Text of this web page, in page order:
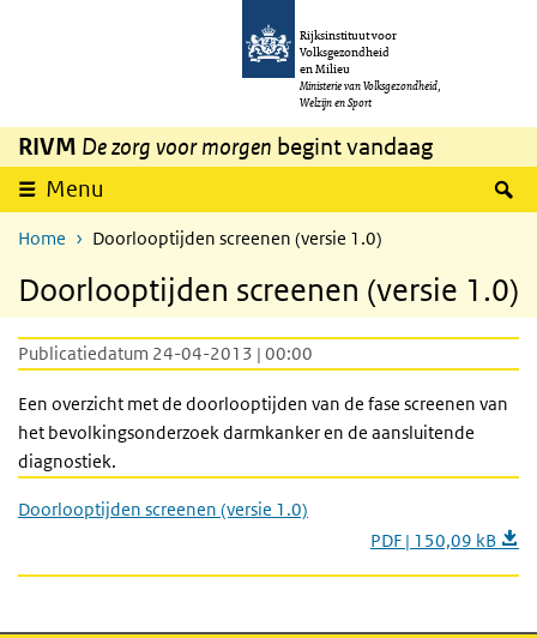
Overslaan en naar de inhoud gaan
Rijksinstituut voor
Volksgezondheid
en Milieu
Ministerie van Volksgezondheid,
Welzijn en Sport
RIVM De zorg voor morgen begint vandaag
Menu
Home Doorlooptijden screenen (versie 1.0)
Doorlooptijden screenen (versie 1.0)
Publicatiedatum 24-04-2013 | 00:00
Een overzicht met de doorlooptijden van de fase screenen van
het bevolkingsonderzoek darmkanker en de aansluitende
diagnostiek.
Doorlooptijden screenen (versie 1.0)
PDF | 150,09 kB